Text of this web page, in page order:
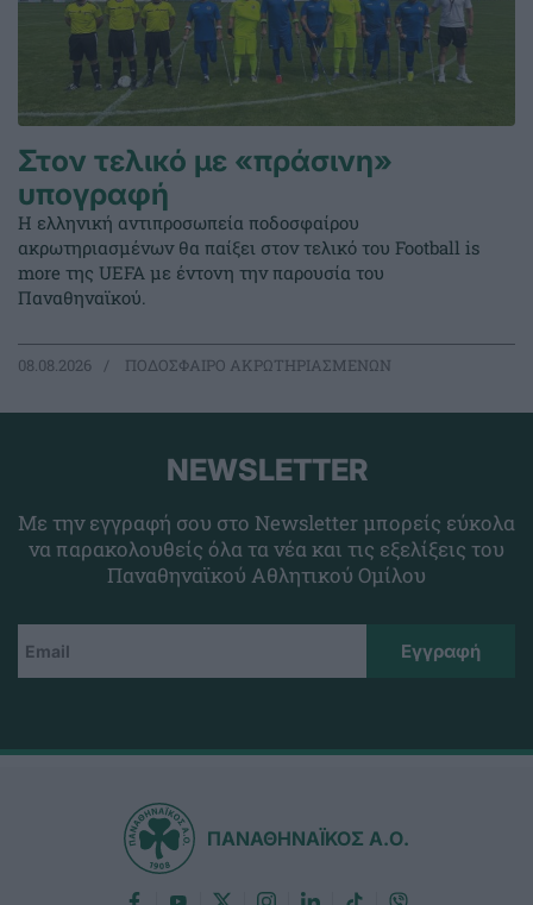
Στον τελικό με «πράσινη»
υπογραφή
Η ελληνική αντιπροσωπεία ποδοσφαίρου
ακρωτηριασμένων θα παίξει στον τελικό του Football is
more της UEFA με έντονη την παρουσία του
Παναθηναϊκού.
08.08.2026 ΠΟΔΟΣΦΑΙΡΟ ΑΚΡΩΤΗΡΙΑΣΜΕΝΩΝ
NEWSLETTER
Με την εγγραφή σου στο Newsletter μπορείς εύκολα
να παρακολουθείς όλα τα νέα και τις εξελίξεις του
Παναθηναϊκού Αθλητικού Ομίλου
ΠΑΝΑΘΗΝΑΪΚΟΣ Α.Ο.